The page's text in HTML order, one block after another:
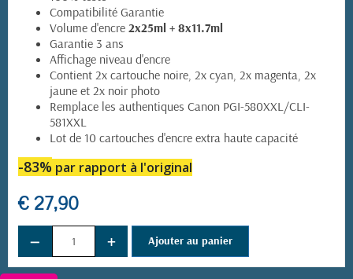
Compatibilité Garantie
Volume d'encre 2x25ml + 8x11.7ml
Garantie 3 ans
Affichage niveau d'encre
Contient 2x cartouche noire, 2x cyan, 2x magenta, 2x
jaune et 2x noir photo
Remplace les authentiques Canon PGI-580XXL/CLI-
581XXL
Lot de 10 cartouches d'encre extra haute capacité
-83% par rapport à l'original
€ 27,90
− + Ajouter au panier